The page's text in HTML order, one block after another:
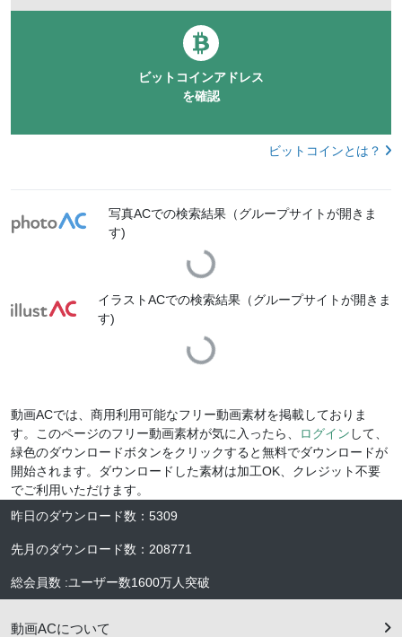
ビットコインアドレス
を確認
ビットコインとは？
写真ACでの検索結果（グループサイトが開きま
す)
Loading...
イラストACでの検索結果（グループサイトが開きま
す)
Loading...
動画ACでは、商用利用可能なフリー動画素材を掲載しておりま
す。このページのフリー動画素材が気に入ったら、
ログイン して、
緑色のダウンロードボタンをクリックすると無料でダウンロードが
開始されます。ダウンロードした素材は加工OK、クレジット不要
でご利用いただけます。
昨日のダウンロード数 ： 5309
先月のダウンロード数 ： 208771
総会員数 :ユーザー数1600万人 突破
動画ACについて